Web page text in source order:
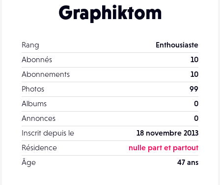
Graphiktom
Rang
Enthousiaste
Abonnés
10
Abonnements
10
Photos
99
Albums
0
Annonces
0
Inscrit depuis le
18 novembre 2013
Résidence
nulle part et partout
Âge
47 ans